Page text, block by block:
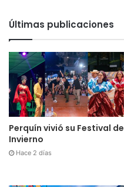
Últimas publicaciones
Perquín vivió su Festival de
Invierno
Hace 2 días